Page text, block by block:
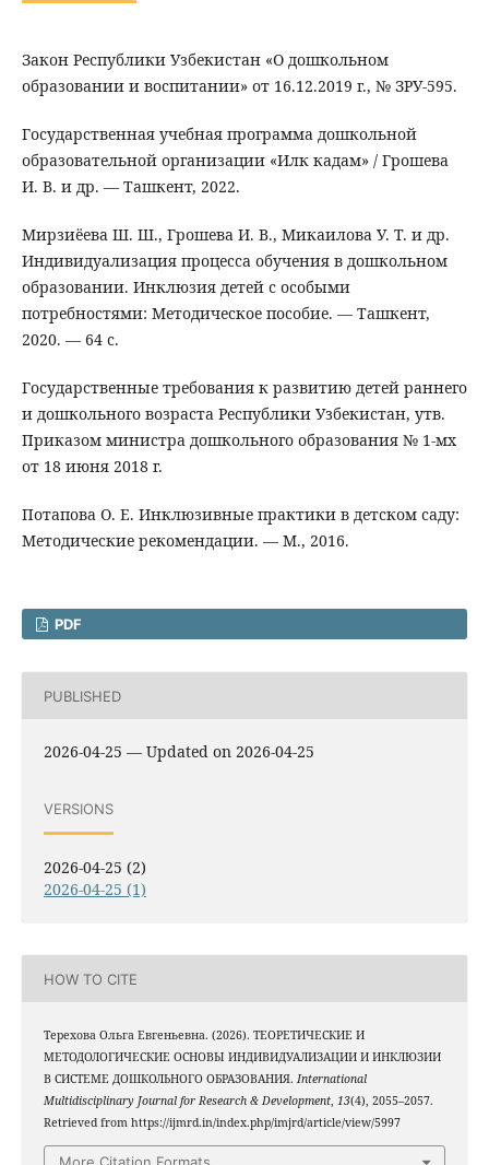
Закон Республики Узбекистан «О дошкольном
образовании и воспитании» от 16.12.2019 г., № ЗРУ-595.
Государственная учебная программа дошкольной
образовательной организации «Илк кадам» / Грошева
И. В. и др. — Ташкент, 2022.
Мирзиёева Ш. Ш., Грошева И. В., Микаилова У. Т. и др.
Индивидуализация процесса обучения в дошкольном
образовании. Инклюзия детей с особыми
потребностями: Методическое пособие. — Ташкент,
2020. — 64 с.
Государственные требования к развитию детей раннего
и дошкольного возраста Республики Узбекистан, утв.
Приказом министра дошкольного образования № 1-мх
от 18 июня 2018 г.
Потапова О. Е. Инклюзивные практики в детском саду:
Методические рекомендации. — М., 2016.
PDF
PUBLISHED
2026-04-25 — Updated on 2026-04-25
VERSIONS
2026-04-25 (2)
2026-04-25 (1)
HOW TO CITE
Терехова Ольга Евгеньевна. (2026). ТЕОРЕТИЧЕСКИЕ И
МЕТОДОЛОГИЧЕСКИЕ ОСНОВЫ ИНДИВИДУАЛИЗАЦИИ И ИНКЛЮЗИИ
В СИСТЕМЕ ДОШКОЛЬНОГО ОБРАЗОВАНИЯ. International
Multidisciplinary Journal for Research & Development, 13(4), 2055–2057.
Retrieved from https://ijmrd.in/index.php/imjrd/article/view/5997
More Citation Formats